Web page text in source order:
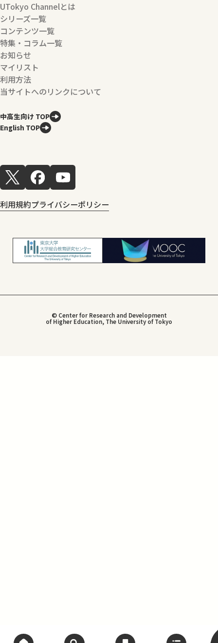
UTokyo Channelとは
シリーズ一覧
コンテンツ一覧
特集・コラム一覧
お知らせ
マイリスト
利用方法
当サイトへのリンクについて
中高生向け TOP
English TOP
利用規約プライバシーポリシー
© Center for Research and Development
of Higher Education, The University of Tokyo